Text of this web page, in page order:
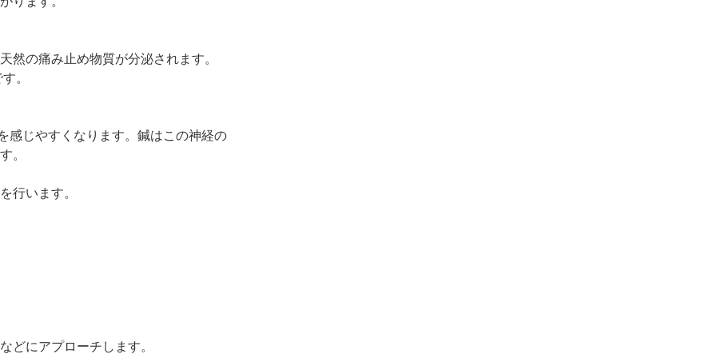
然の痛み止め物質が分泌されます。
。
感じやすくなります。鍼はこの神経の
。
行います。
どにアプローチします。